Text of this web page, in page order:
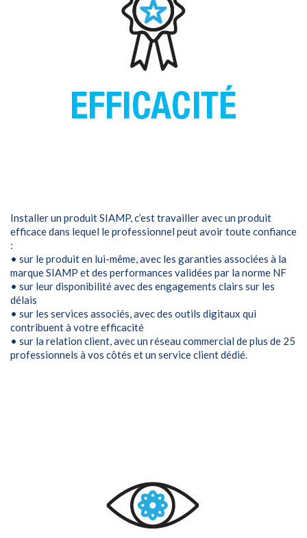
Installer un produit SIAMP, c’est travailler avec un produit
efficace dans lequel le professionnel peut avoir toute confiance
:
• sur le produit en lui-même, avec les garanties associées à la
marque SIAMP et des performances validées par la norme NF
• sur leur disponibilité avec des engagements clairs sur les
délais
• sur les services associés, avec des outils digitaux qui
contribuent à votre efficacité
• sur la relation client, avec un réseau commercial de plus de 25
professionnels à vos côtés et un service client dédié.